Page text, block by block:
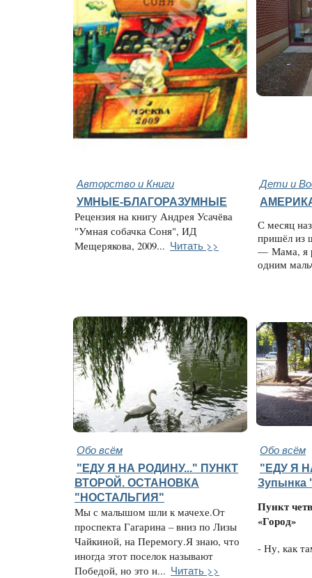
Авторство и Книги Дети и
УМНЫЕ-БЛАГОРАЗУМНЫЕ
Рецензия на книгу Андрея Усачёва
"Умная собачка Соня", ИД
Мещерякова, 2009... Читать >>
С месяц
пришёл из
— Мама, я
одним
Обо всём Обо всём
"ЕДУ Я НА РОДИНУ..." ПУНКТ
ВТОРОЙ. ОСТАНОВКА
"НОСТАЛЬГИЯ"
Мы с малышом шли к мачехе.От
проспекта Гагарина – вниз по Лизы
Чайкиной, на Перемогу.Я знаю, что
иногда этот поселок называют
Победой, но это н... Читать >>
"ЕДУ Я
Зупынка
Пункт
«Город»
- Ну, как